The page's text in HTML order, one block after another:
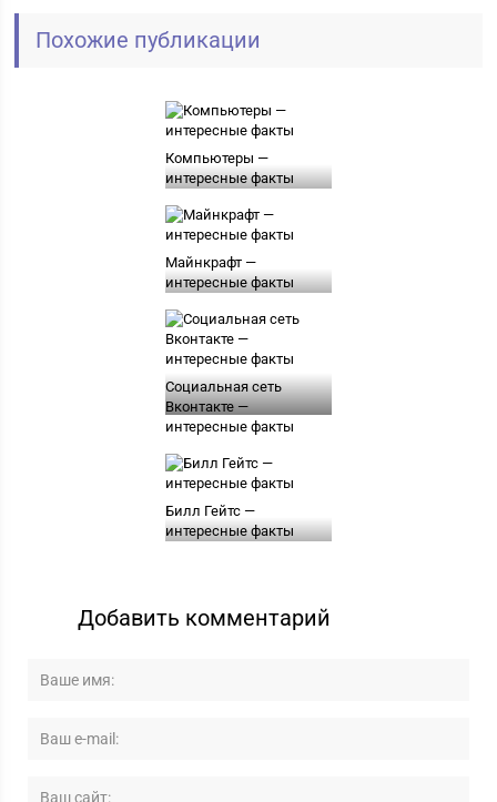
Похожие публикации
Компьютеры —
интересные факты
Майнкрафт —
интересные факты
Социальная сеть
Вконтакте —
интересные факты
Билл Гейтс —
интересные факты
Добавить комментарий